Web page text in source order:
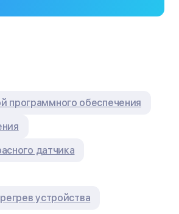
программного обеспечения
датчика
устройства